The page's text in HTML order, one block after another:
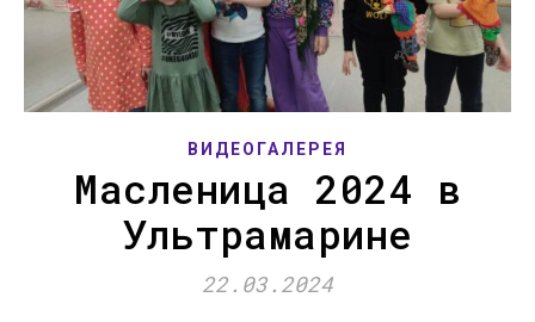
ВИДЕОГАЛЕРЕЯ
Масленица 2024 в
Ультрамарине
22.03.2024